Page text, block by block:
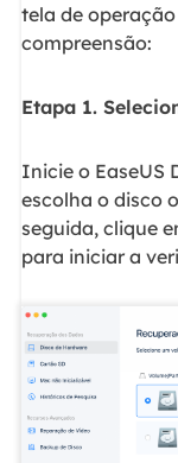
tela de
compreensão:
Etapa 1.
Inicie o EaseUS
escolha o disco
seguida, clique
para iniciar a